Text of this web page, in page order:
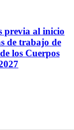
previa al inicio
de trabajo de
los Cuerpos